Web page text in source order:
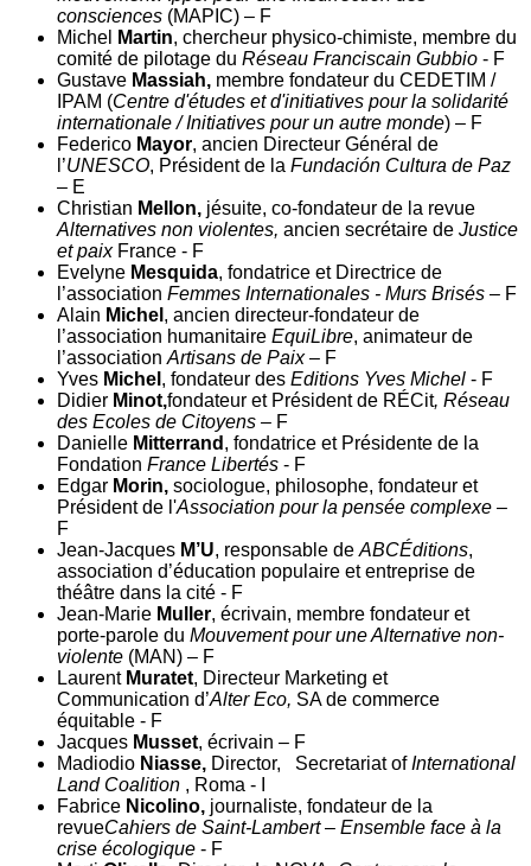
consciences (MAPIC) – F
Michel
Martin, chercheur physico-chimiste, membre du
comité de pilotage du Réseau Franciscain Gubbio - F
Gustave Massiah, membre fondateur du CEDETIM /
IPAM (Centre d'études et d'initiatives pour la solidarité
internationale / Initiatives pour un autre monde) – F
Federico Mayor, ancien Directeur Général de
l’UNESCO, Président de la Fundación Cultura de Paz
– E
Christian Mellon, jésuite, co-fondateur de la revue
Alternatives non violentes, ancien secrétaire de Justice
et paixFrance - F
Evelyne Mesquida, fondatrice et Directrice de
l’association Femmes Internationales - Murs Brisés – F
Alain Michel , ancien directeur-fondateur de
l’association humanitaire EquiLibre, animateur de
l’association Artisans de Paix– F
Yves Michel , fondateur des Editions Yves Michel - F
Didier Minot,fondateur et Président de RÉCit, Réseau
des Ecoles de Citoyens – F
Danielle Mitterrand , fondatrice et Présidente de la
Fondation France Libertés - F
Edgar Morin, sociologue, philosophe, fondateur et
Président de l'Association pour la pensée complexe –
F
Jean-Jacques M’U, responsable de ABCÉditions,
association d’éducation populaire et entreprise de
théâtre dans la cité - F
Jean-Marie Muller, écrivain, membre fondateur et
porte-parole du Mouvement pour une Alternative non-
violente (MAN) – F
Laurent Muratet, Directeur Marketing et
Communication d’Alter Eco, SA de commerce
équitable - F
Jacques Musset, écrivain – F
Madiodio Niasse, Director, Secretariat ofInternational
Land Coalition , Roma - I
Fabrice Nicolino, journaliste, fondateur de la
revueCahiers de Saint-Lambert– Ensemble face à la
crise écologique - F